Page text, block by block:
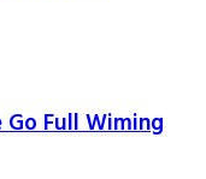
Full Wiming